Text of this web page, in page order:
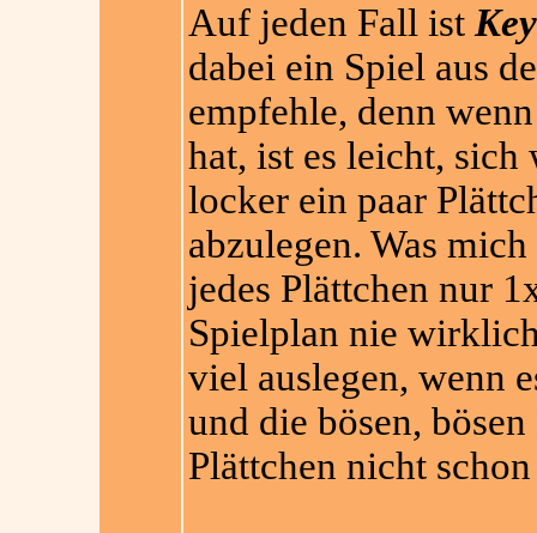
Auf jeden Fall ist
dabei ein Spiel aus
empfehle, denn
hat, ist es leicht,
locker ein paar
abzulegen. Was
jedes Plättchen nur
Spielplan nie
viel auslegen, wenn
und die bösen,
Plättchen nicht